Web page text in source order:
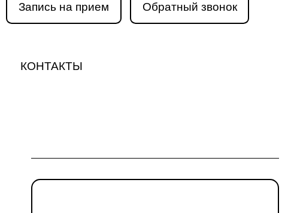
Запись на прием Обратный звонок
КОНТАКТЫ